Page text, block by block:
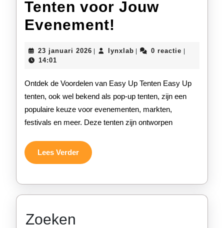
Tenten voor Jouw
Evenement!
Handige
Wereld
van
Easy
Up
Jouw
23 januari 2026 23
lynxlablynxlab0 reactie
14:01
Ontdek de Voordelen van Easy Up Tenten Easy Up
tenten, ook wel bekend als pop-up tenten, zijn een
populaire keuze voor evenementen, markten,
festivals en meer. Deze tenten zijn ontworpen
Lees VerderLees
Verder
Zoeken